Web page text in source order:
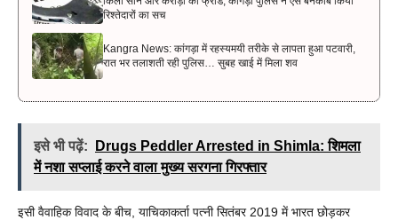
रिश्तेदारों का सच
Kangra News: कांगड़ा में रहस्यमयी तरीके से लापता हुआ पटवारी,
रात भर तलाशती रही पुलिस… सुबह खाई में मिला शव
इसे भी पढ़ें:
Drugs Peddler Arrested in Shimla: शिमला
में नशा सप्लाई करने वाला मुख्य सरगना गिरफ्तार
इसी वैवाहिक विवाद के बीच, याचिकाकर्ता पत्नी सितंबर 2019 में भारत छोड़कर